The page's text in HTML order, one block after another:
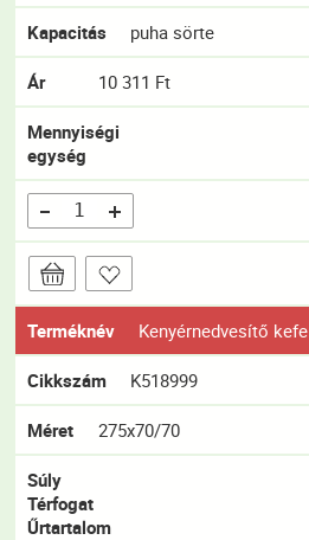
Kapacitás puha sörte
Ár 10 311 Ft
Mennyiségi
egység
Terméknév Kenyérnedvesítő kefe
Cikkszám K518999
Méret 275x70/70
Súly
Térfogat
Űrtartalom